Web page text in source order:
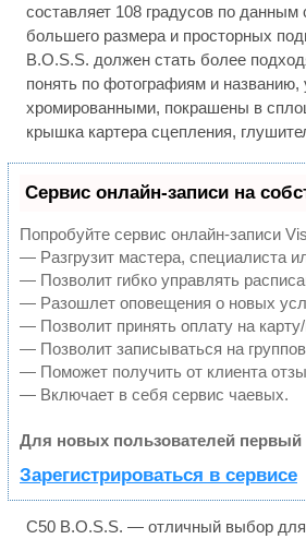
составляет 108 градусов по
большего размера и просторных
B.O.S.S. должен стать более
понять по фотографиям и
хромированными, покрашены в
крышка картера сцепления,
Сервис онлайн-записи на
Попробуйте сервис онлайн-записи
— Разгрузит мастера, специалиста
— Позволит гибко управлять
— Разошлет оповещения о новых
— Позволит принять оплату на
— Позволит записываться на
— Поможет получить от клиента
— Включает в себя сервис чаевых.
Для новых пользователей первый
Зарегистрироваться в сервисе
C50 B.O.S.S. — отличный выбор для